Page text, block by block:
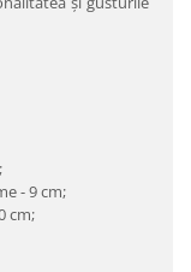
- 9 cm;
cm;